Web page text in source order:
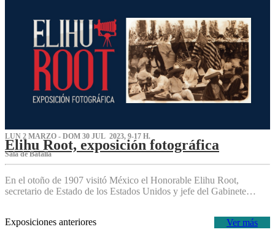
LUN 2 MARZO - DOM 30 JUL 2023, 9-17 H.
Elihu Root, exposición fotográfica
Sala de Batalla
En el otoño de 1907 visitó México el Honorable Elihu Root,
secretario de Estado de los Estados Unidos y jefe del Gabinete…
Ver más
Exposiciones anteriores